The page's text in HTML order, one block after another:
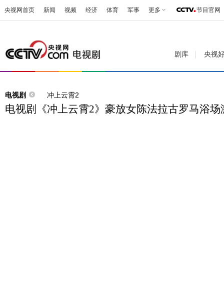
央视网首页 新闻 视频 经济 体育 军事 更多 节目官网
剧库 央视
电视剧 冲上云霄2
电视剧《冲上云霄2》豪放女陈法拉古罗马浴场